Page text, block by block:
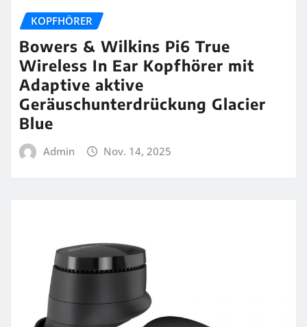
KOPFHÖRER
Bowers & Wilkins Pi6 True
Wireless In Ear Kopfhörer mit
Adaptive aktive
Geräuschunterdrückung Glacier
Blue
Admin Nov. 14, 2025